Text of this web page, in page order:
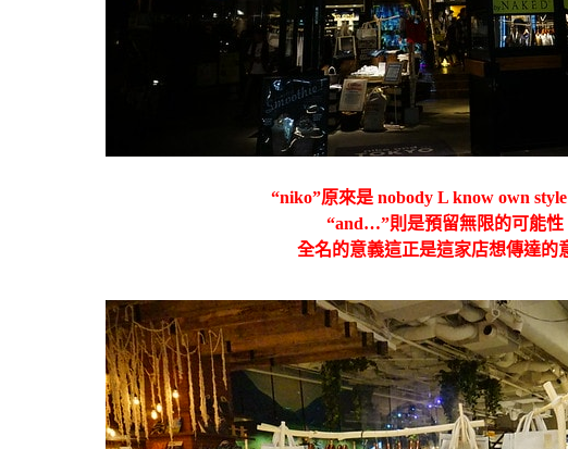
“niko”原來是 nobody L know own style
“and…”則是預留無限的可能性
全名的意義這正是這家店想傳達的